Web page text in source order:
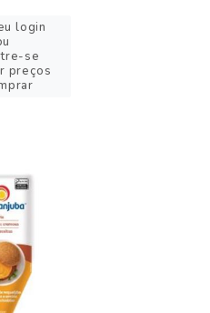
login
se
preços